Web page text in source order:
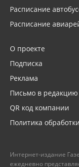
Расписание
Расписание
О проекте
Подписка
Реклама
Письмо в редакцию
QR код компании
Политика
Интернет-издание
ежедневно